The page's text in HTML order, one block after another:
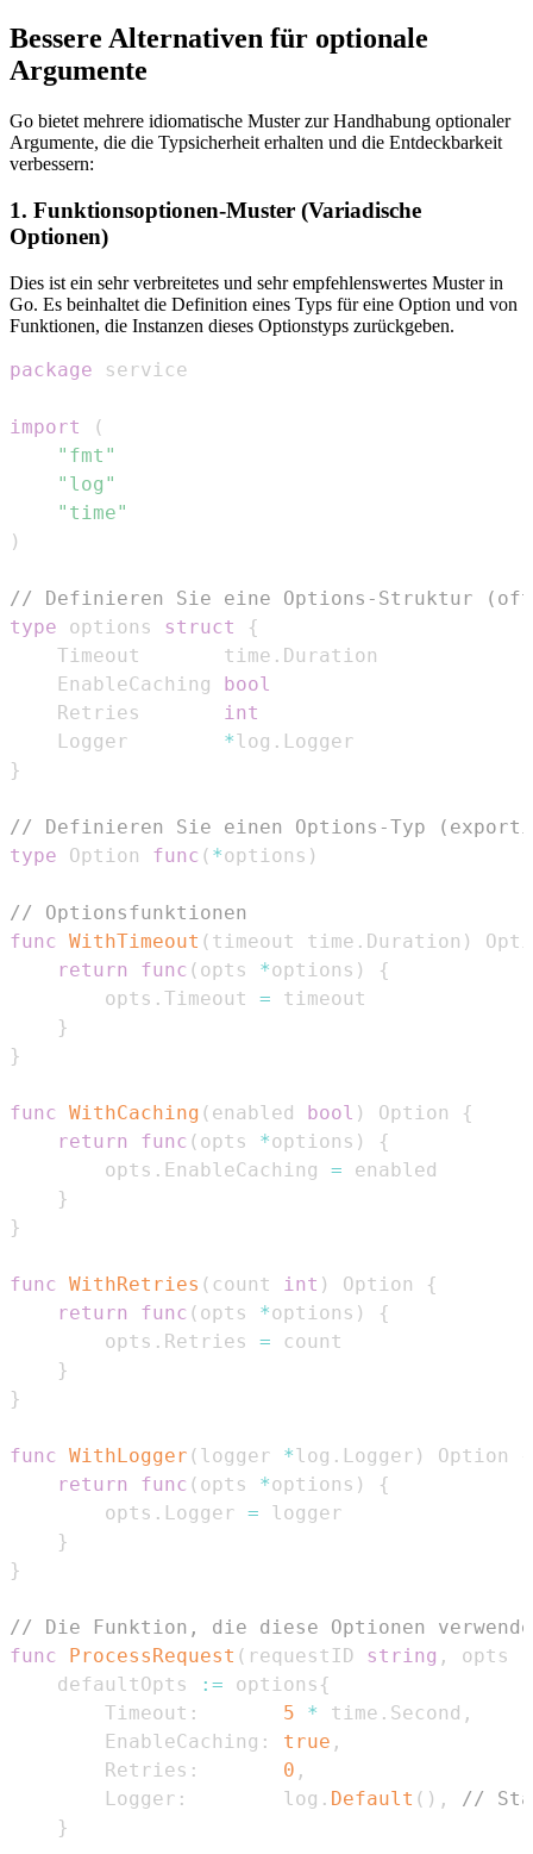
Bessere Alternativen für optionale
Argumente
Go bietet mehrere idiomatische Muster zur Handhabung optionaler
Argumente, die die Typsicherheit erhalten und die Entdeckbarkeit
verbessern:
1. Funktionsoptionen-Muster (Variadische
Optionen)
Dies ist ein sehr verbreitetes und sehr empfehlenswertes Muster in
Go. Es beinhaltet die Definition eines Typs für eine Option und von
Funktionen, die Instanzen dieses Optionstyps zurückgeben.
package
import
(
"fmt"
"log"
"time"
)
// Definieren Sie eine Options-Struktur
type options struct
{
	Timeout       time
.
	EnableCaching
bool
	Retries
int
	Logger
*log .
}
// Definieren Sie einen Options-Typ
type Option func ( *options )
// Optionsfunktionen
func WithTimeout ( timeout time . Duration )
return
func ( opts *options )
{
		opts
. Timeout =
}
}
func WithCaching ( enabled bool ) Option
{
return
func ( opts *options )
{
		opts
. EnableCaching =
}
}
func WithRetries ( count int ) Option
{
return
func ( opts *options )
{
		opts
. Retries =
}
}
func WithLogger ( logger *log . Logger ) Option
return
func ( opts *options )
{
		opts
. Logger =
}
}
// Die Funktion, die diese Optionen
func
ProcessRequest ( requestID string , opts
	defaultOpts
:= options {
		Timeout
: 5 * time . Second ,
		EnableCaching
: true ,
		Retries
: 0 ,
		Logger
:
        log
. Default ( ) ,
//
}